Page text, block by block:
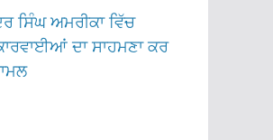
ਸਿੰਘ ਅਮਰੀਕਾ ਵਿੱਚ
ਦਾ ਸਾਹਮਣਾ ਕਰ